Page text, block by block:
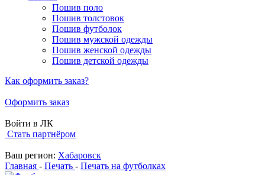
Пошив поло
Пошив толстовок
Пошив футболок
Пошив мужской одежды
Пошив женской одежды
Пошив детской одежды
Как оформить заказ?
Оформить заказ
Войти в ЛК
Стать партнёром
Ваш регион: Хабаровск
Главная - Печать - Печать на футболках